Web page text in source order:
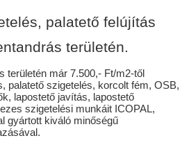
palatető felújítás
területén.
területén már 7.500,- Ft/m2-től
palatető szigetelés, korcolt fém, OSB,
lapostető javítás, lapostető
szigetelési munkáit ICOPAL,
gyártott kiváló minőségű